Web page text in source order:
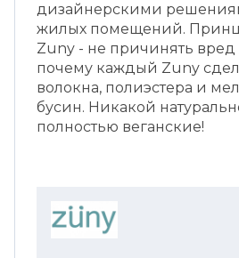
дизайнерскими
жилых помещений.
Zuny - не причинять
почему каждый Zuny
волокна, полиэстера и
бусин. Никакой
полностью веганские!